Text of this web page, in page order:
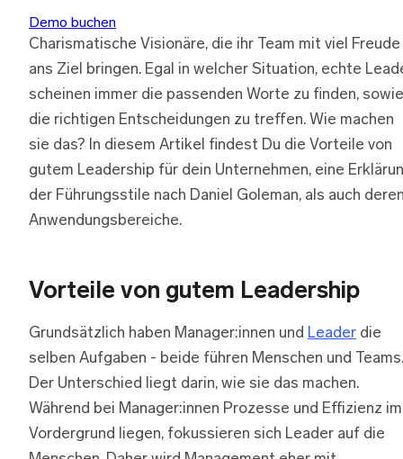
Demo buchen
Charismatische Visionäre, die ihr Team mit viel Freude
ans Ziel bringen. Egal in welcher Situation, echte
scheinen immer die passenden Worte zu finden, sowie
die richtigen Entscheidungen zu treffen. Wie machen
sie das? In diesem Artikel findest Du die Vorteile von
gutem Leadership für dein Unternehmen, eine
der Führungsstile nach Daniel Goleman, als auch
Anwendungsbereiche.
Vorteile von gutem Leadership
Grundsätzlich haben Manager:innen und Leader die
selben Aufgaben - beide führen Menschen und Teams.
Der Unterschied liegt darin, wie sie das machen.
Während bei Manager:innen Prozesse und Effizienz im
Vordergrund liegen, fokussieren sich Leader auf die